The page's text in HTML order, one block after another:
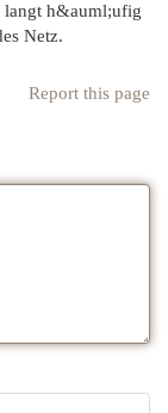
langt h&auml;ufig
Netz.
Report this page